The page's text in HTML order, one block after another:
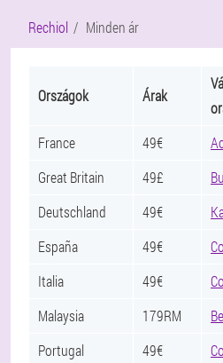
Rechiol Minden ár
Országok Árak
France
49€
Great Britain
49£
Deutschland
49€
España
49€
Italia
49€
Malaysia
179RM
Portugal
49€